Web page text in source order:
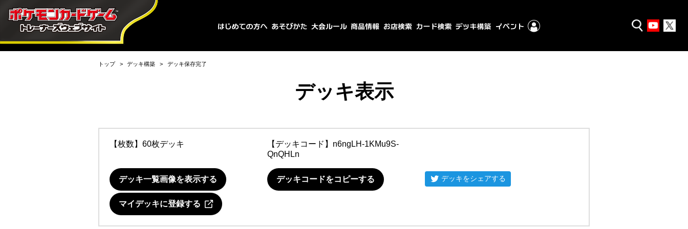
トップ デッキ構築 デッキ保存完了
デッキ表示
【枚数】60枚デッキ 【デッキコード】 n6ngLH-1KMu9S-
QnQHLn
デッキ一覧画像を表示する デッキコードをコピーする デッキをシェアする
マイデッキに登録する